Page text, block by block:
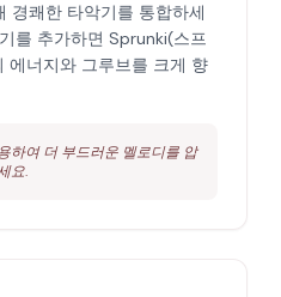
경쾌한 타악기를 통합하세
를 추가하면 Sprunki(스프
너지와 그루브를 크게 향
하여 더 부드러운 멜로디를 압
요.